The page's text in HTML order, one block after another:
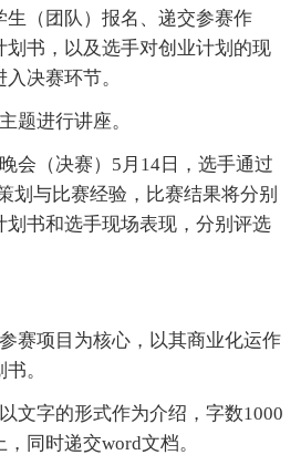
生（团队）报名、递交参赛作
划书，以及选手对创业计划的现
决赛环节。
题进行讲座。
会（决赛）5月14日，选手通过
划与比赛经验，比赛结果将分别
划书和选手现场表现，分别评选
赛项目为核心，以其商业化运作
。
文字的形式作为介绍，字数1000
同时递交word文档。